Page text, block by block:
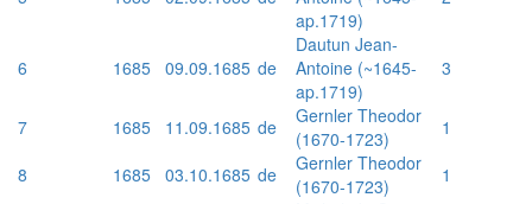
ap.1719)
6 1685 09.09.1685 de
Dautun Jean-
Antoine (~1645-
ap.1719)
3
7 1685 11.09.1685 de
Gernler Theodor
(1670-1723)
1
8
1685 03.10.1685 de
Gernler Theodor
(1670-1723)
1